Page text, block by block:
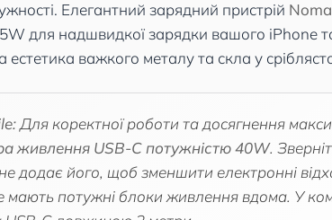
Елегантний зарядний пристрій
для надшвидкої зарядки вашого iPhone
важкого металу та скла у
Для коректної роботи та досягнення
живлення USB-C потужністю 40W.
додає його, щоб зменшити електронні
мають потужні блоки живлення вдома. У